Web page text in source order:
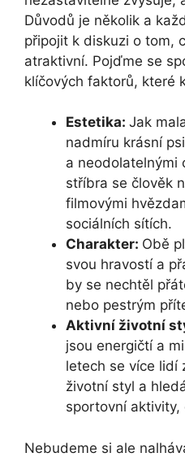
Důvodů je několik a
připojit k diskuzi o tom,
atraktivní. Pojďme se
klíčových faktorů, které
Estetika: Jak
nadmíru krásní
a neodolatelnými
stříbra se člověk
filmovými
sociálních sítích.
Charakter: Obě
svou hravostí a
by se nechtěl
nebo pestrým
Aktivní životní
jsou energičtí a
letech se více lidí
životní styl a
sportovní aktivity,
Nebudeme si ale